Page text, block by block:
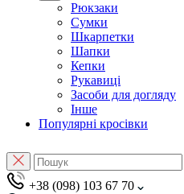
Рюкзаки
Сумки
Шкарпетки
Шапки
Кепки
Рукавиці
Засоби для догляду
Інше
Популярні кросівки
+38 (098) 103 67 70